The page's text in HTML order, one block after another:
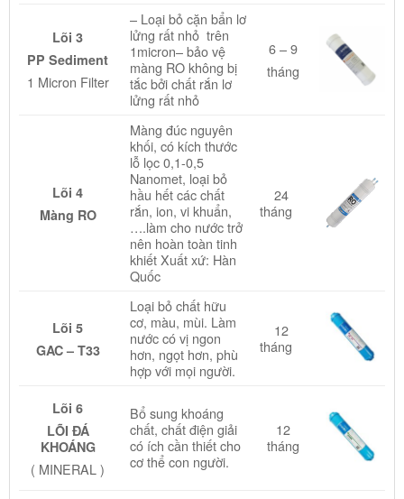
Lõi 3
PP Sediment
1 Micron Filter
– Loại bỏ cặn bẩn lơ
lửng rất nhỏ trên
1micron– bảo vệ
màng RO không bị
tắc bởi chất rắn lơ
lửng rất nhỏ
6 – 9
tháng
Lõi 4
Màng RO
Màng đúc nguyên
khối, có kích thước
lỗ lọc 0,1-0,5
Nanomet, loại bỏ
hầu hết các chất
rắn, ion, vi khuẩn,
….làm cho nước trở
nên hoàn toàn tinh
khiết Xuất xứ: Hàn
Quốc
24
tháng
Lõi 5
GAC – T33
Loại bỏ chất hữu
cơ, màu, mùi. Làm
nước có vị ngon
hơn, ngọt hơn, phù
hợp với mọi người.
12
tháng
Lõi 6
LÕI ĐÁ
KHOÁNG
( MINERAL )
Bổ sung khoáng
chất, chất điện giải
có ích cần thiết cho
cơ thể con người.
12
tháng